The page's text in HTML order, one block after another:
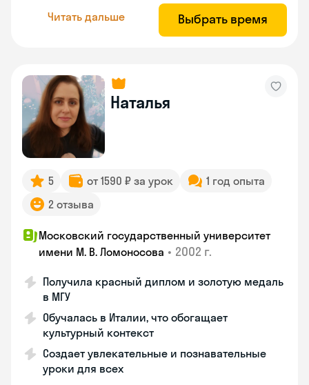
Читать дальше Выбрать время
Наталья
5 от 1590 ₽ за урок
1 год опыта
2 отзыва
Московский государственный университет
имени М. В. Ломоносова • 2002 г.
Получила красный диплом и золотую медаль
в МГУ
Обучалась в Италии, что обогащает
культурный контекст
Создает увлекательные и познавательные
уроки для всех